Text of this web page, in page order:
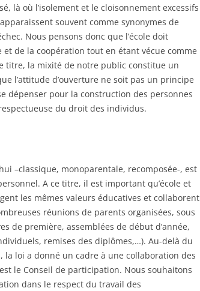
là où l’isolement et le cloisonnement excessifs
souvent comme synonymes de
Nous pensons donc que l’école doit
et de la coopération tout en étant vécue comme
titre, la mixité de notre public constitue un
l’attitude d’ouverture ne soit pas un principe
dépenser pour la construction des personnes
du droit des individus.
–classique, monoparentale, recomposée-, est
A ce titre, il est important qu’école et
les mêmes valeurs éducatives et collaborent
réunions de parents organisées, sous
de première, assemblées de début d’année,
remises des diplômes,…). Au-delà du
loi a donné un cadre à une collaboration des
le Conseil de participation. Nous souhaitons
dans le respect du travail des